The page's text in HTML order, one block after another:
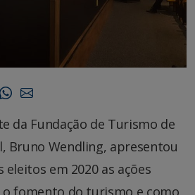
da Fundação de Turismo de
Bruno Wendling, apresentou
em 2020 as ações
o fomento do turismo e como